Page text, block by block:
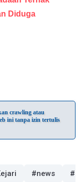
Diduga
crawling atau
ini tanpa izin tertulis
#news